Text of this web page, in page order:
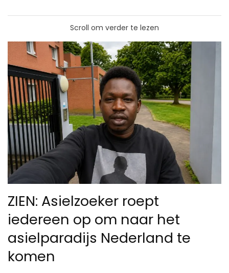
Scroll om verder te lezen
ZIEN: Asielzoeker roept
iedereen op om naar het
asielparadijs Nederland te
komen